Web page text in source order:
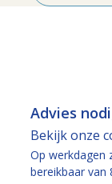
Advies
Bekijk onze
Op werkdagen
bereikbaar van